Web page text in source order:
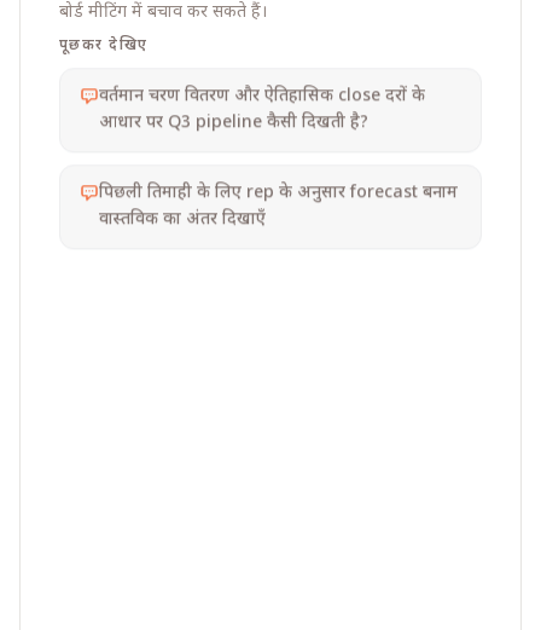
बोर्ड मीटिंग में बचाव कर सकते हैं।
पूछकर देखिए
वर्तमान चरण वितरण और ऐतिहासिक close दरों के
आधार पर Q3 pipeline कैसी दिखती है?
पिछली तिमाही के लिए rep के अनुसार forecast बनाम
वास्तविक का अंतर दिखाएँ